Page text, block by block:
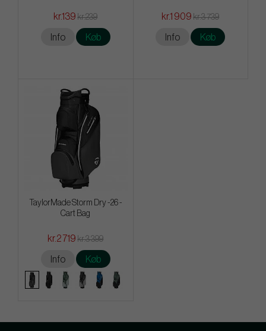
kr.139 kr.239
Info Køb
kr.1 909 kr.3 739
Info Køb
TaylorMade Storm Dry -26 -
Cart Bag
kr.2 719 kr.3 399
Info Køb